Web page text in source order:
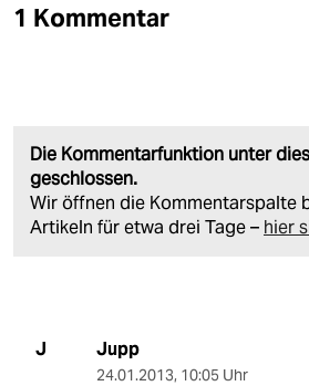
1 Kommentar
Die Kommentarfunktion unter
geschlossen.
Wir öffnen die Kommentarspalte
Artikeln für etwa drei Tage – hier
J Jupp
24.01.2013, 10:05 Uhr